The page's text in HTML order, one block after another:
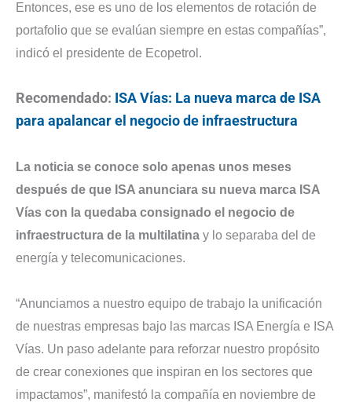
Entonces, ese es uno de los elementos de rotación de
portafolio que se evalúan siempre en estas compañías”,
indicó el presidente de Ecopetrol.
Recomendado: ISA Vías: La nueva marca de ISA
para apalancar el negocio de infraestructura
La noticia se conoce solo apenas unos meses
después de que ISA anunciara su nueva marca ISA
Vías con la quedaba consignado el negocio de
infraestructura de la multilatina y lo separaba del de
energía y telecomunicaciones.
“Anunciamos a nuestro equipo de trabajo la unificación
de nuestras empresas bajo las marcas ISA Energía e ISA
Vías. Un paso adelante para reforzar nuestro propósito
de crear conexiones que inspiran en los sectores que
impactamos”, manifestó la compañía en noviembre de